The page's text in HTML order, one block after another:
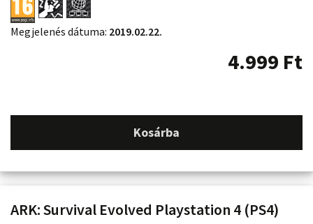
Megjelenés dátuma: 2019.02.22.
4.999 Ft
Kosárba
ARK: Survival Evolved Playstation 4 (PS4)